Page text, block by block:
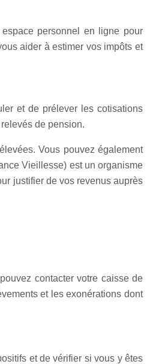
personnel en ligne pour
aider à estimer vos impôts et
et de prélever les cotisations
de pension.
Vous pouvez également
Vieillesse) est un organisme
justifier de vos revenus auprès
contacter votre caisse de
et les exonérations dont
et de vérifier si vous y êtes